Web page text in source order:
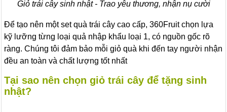
Giỏ trái cây sinh nhật - Trao yêu thương, nhận nụ cười
Để tạo nên một set quà trái cây cao cấp, 360Fruit chọn lựa
kỹ lưỡng từng loại quả nhập khẩu loại 1, có nguồn gốc rõ
ràng. Chúng tôi đảm bảo mỗi giỏ quà khi đến tay người nhận
đều an toàn và chất lượng tốt nhất
Tại sao nên chọn giỏ trái cây để tặng sinh
nhật?